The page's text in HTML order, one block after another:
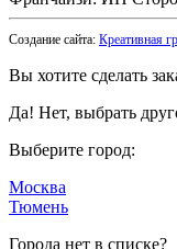
Создание сайта: Креативная
Вы хотите сделать
Да! Нет, выбрать
Выберите город:
Москва
Тюмень
Города нет в списке?